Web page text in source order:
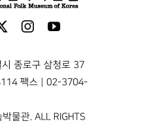
종로구 삼청로 37
팩스 | 02-3704-
물관. ALL RIGHTS